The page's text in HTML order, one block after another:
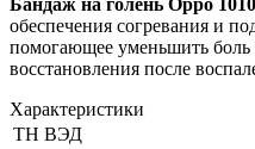
Бандаж на голень Oppo 1010
обеспечения согревания и
помогающее уменьшить боль
восстановления после
Характеристики
ТН ВЭД